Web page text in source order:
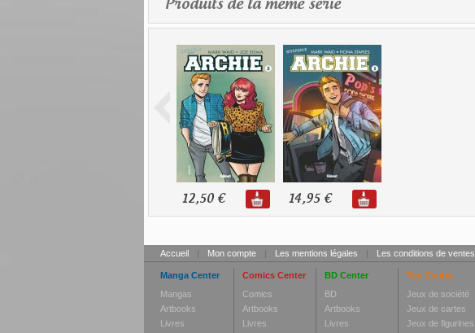
Produits de la même série
12,50 € 14,95 €
Accueil | Mon compte | Les mentions légales | Les conditions de ventes
Manga Center
Mangas
Artbooks
Livres
Comics Center
Comics
Artbooks
Livres
BD Center
BD
Artbooks
Livres
Toy Center
Jeux de société
Jeux de cartes
Jeux de figurines